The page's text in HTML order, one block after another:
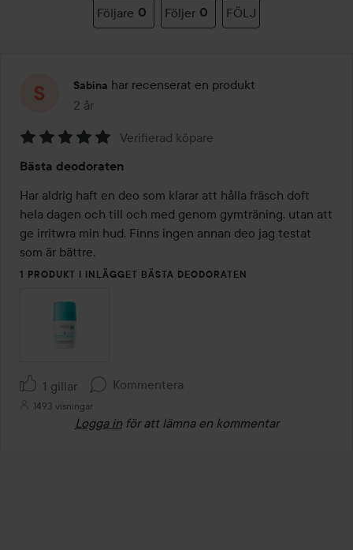
Följare 0 Följer 0 FÖLJ
Sabina har recenserat en produkt
2 år
Inlägget skapades 2 år
5
av
5
Verifierad köpare
Bästa deodoraten
Har aldrig haft en deo som klarar att hålla fräsch doft
hela dagen och till och med genom gymträning, utan att
ge irritwra min hud. Finns ingen annan deo jag testat
som är bättre.
1 PRODUKT I INLÄGGET BÄSTA DEODORATEN
1 gillar Kommentera
1493 visningar
Logga in för att lämna en kommentar